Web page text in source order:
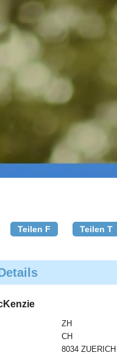
Teilen F Teilen T
ZH
CH
8034 ZUERICH